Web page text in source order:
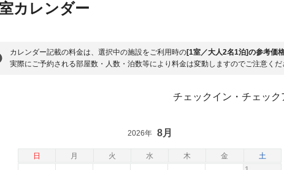
カレンダー
カレンダー記載の料金は、選択中の施設をご利用時の[1室／大人2名1泊]の参考価
実際にご予約される部屋数・人数・泊数等により料金は変動しますのでご注意くだ
チェックイン・チェッ
日 月 火 水 木 金 土
2026年 8月